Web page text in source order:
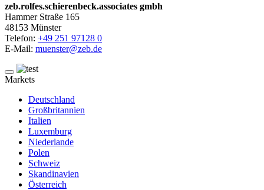
zeb.rolfes.schierenbeck.associates gmbh
Hammer Straße 165
48153 Münster
Telefon: +49 251 97128 0
E-Mail: muenster@zeb.de
Markets
Deutschland
Großbritannien
Italien
Luxemburg
Niederlande
Polen
Schweiz
Skandinavien
Österreich